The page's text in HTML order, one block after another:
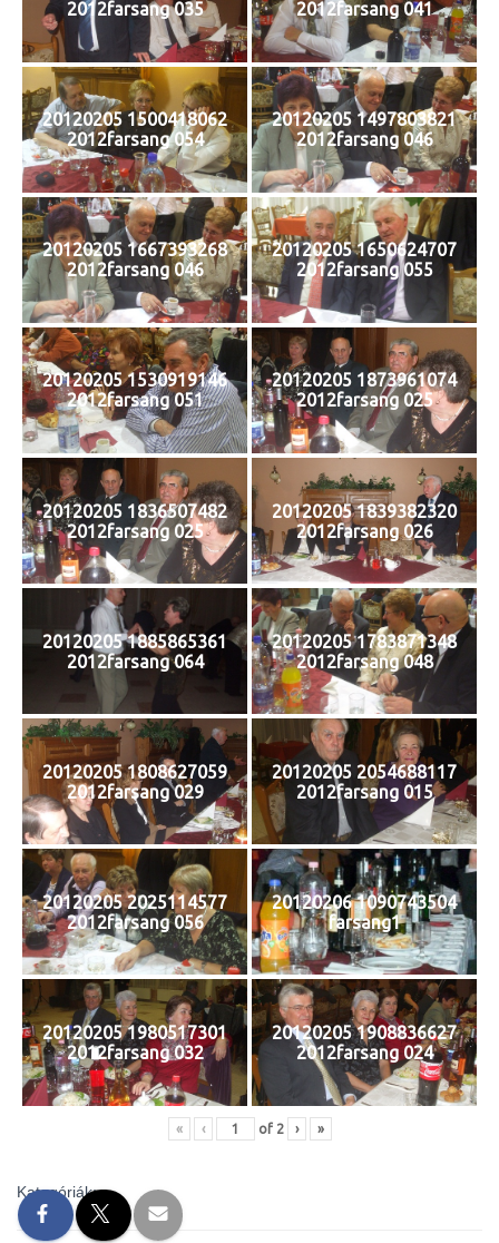
2012farsang 035
2012farsang 041
20120205 1500418062
2012farsang 054
20120205 1497803821
2012farsang 046
20120205 1667393268
2012farsang 046
20120205 1650624707
2012farsang 055
20120205 1530919146
2012farsang 051
20120205 1873961074
2012farsang 025
20120205 1836507482
2012farsang 025
20120205 1839382320
2012farsang 026
20120205 1885865361
2012farsang 064
20120205 1783871348
2012farsang 048
20120205 1808627059
2012farsang 029
20120205 2054688117
2012farsang 015
20120205 2025114577
2012farsang 056
20120206 1090743504
farsang1
20120205 1980517301
2012farsang 032
20120205 1908836627
2012farsang 024
« ‹ of 2 › »
Kategóriák: